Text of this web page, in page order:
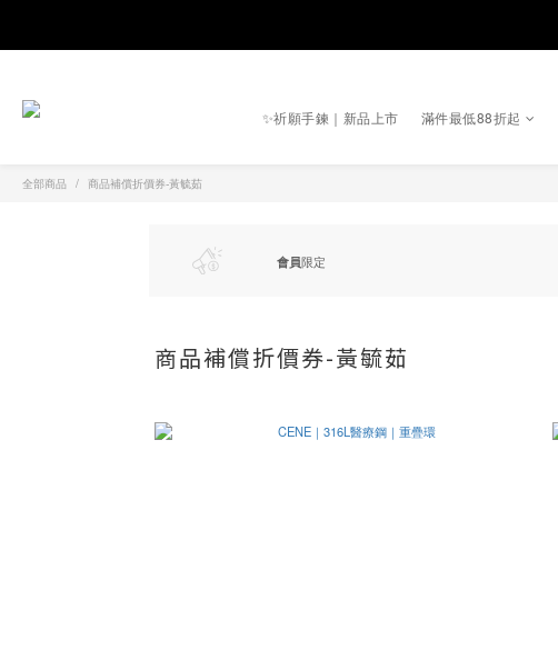
✨祈願手鍊｜新品上市 滿件最低88折起
全部商品 商品補償折價券-黃毓茹
會員限定
商品補償折價券-黃毓茹